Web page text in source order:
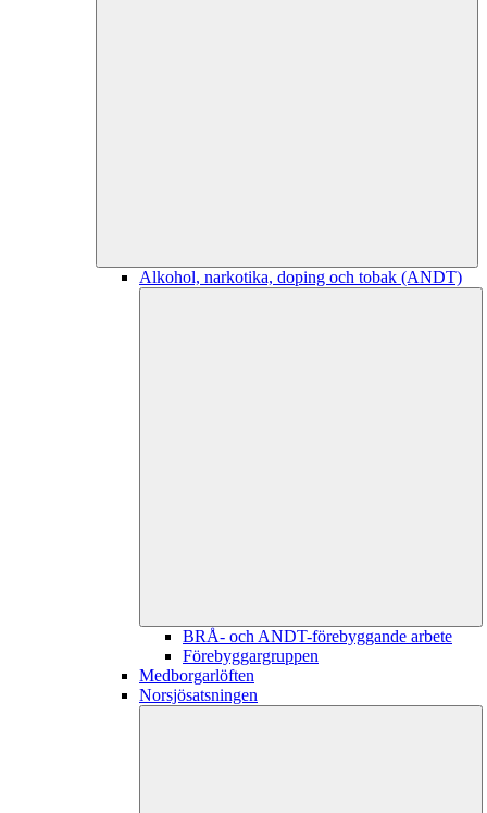
Alkohol, narkotika, doping och tobak (ANDT)
BRÅ- och ANDT-förebyggande arbete
Förebyggargruppen
Medborgarlöften
Norsjösatsningen